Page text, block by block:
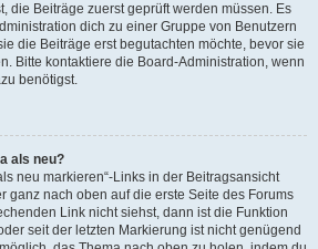
die Beiträge zuerst geprüft werden müssen. Es
dich zu einer Gruppe von Benutzern
die Beiträge erst begutachten möchte, bevor sie
Bitte kontaktiere die Board-Administration, wenn
benötigst.
als neu?
neu markieren“-Links in der Beitragsansicht
ganz nach oben auf die erste Seite des Forums
Link nicht siehst, dann ist die Funktion
seit der letzten Markierung ist nicht genügend